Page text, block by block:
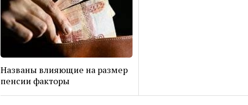
Названы влияющие на размер
пенсии факторы